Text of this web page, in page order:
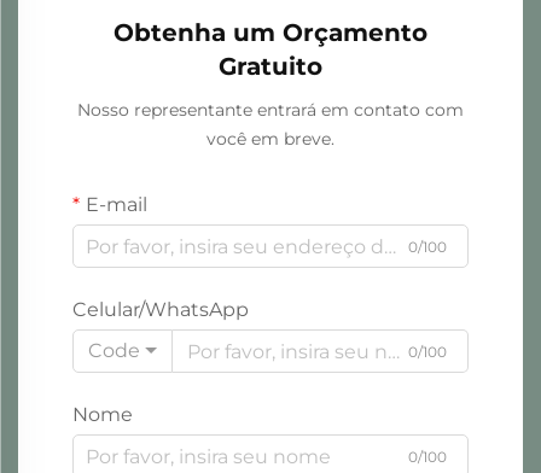
Obtenha um Orçamento
Gratuito
Nosso representante entrará em contato com
você em breve.
E-mail
0/100
Celular/WhatsApp
Code
0/100
Nome
0/100